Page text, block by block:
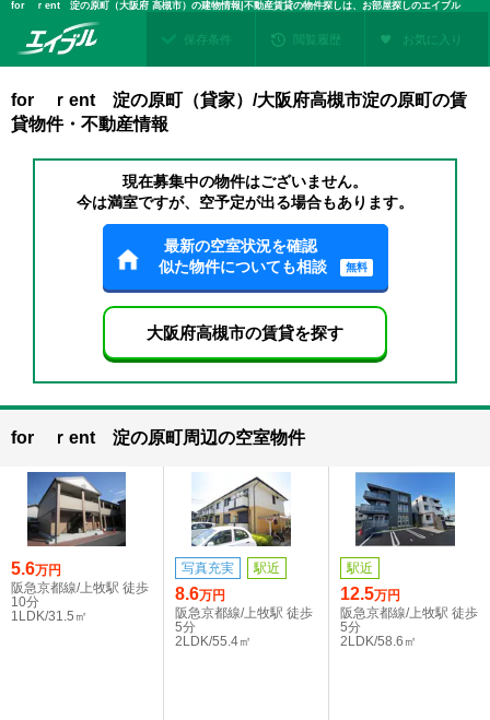
for ｒent 淀の原町（大阪府 高槻市）の建物情報|不動産賃貸の物件探しは、お部屋探しのエイブル
保存条件 閲覧履歴 お気に入り
for ｒent 淀の原町（貸家）/大阪府高槻市淀の原町の賃
貸物件・不動産情報
現在募集中の物件はございません。
今は満室ですが、空予定が出る場合もあります。
最新の空室状況を確認
似た物件についても相談
無料
大阪府高槻市の賃貸を探す
for ｒent 淀の原町周辺の空室物件
5.6万円
阪急京都線/上牧駅 徒歩
10分
1LDK/31.5㎡
写真充実 駅近
8.6万円
阪急京都線/上牧駅 徒歩
5分
2LDK/55.4㎡
駅近
12.5万円
阪急京都線/上牧駅 徒歩
5分
2LDK/58.6㎡